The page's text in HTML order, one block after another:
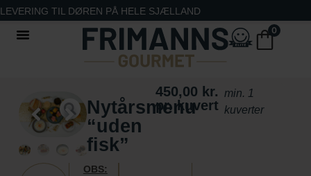
LEVERING TIL DØREN PÅ HELE SJÆLLAND
0
Nytårsmenu
“uden
fisk”
450,00 kr.
pr. kuvert
min. 1
kuverter
OBS: